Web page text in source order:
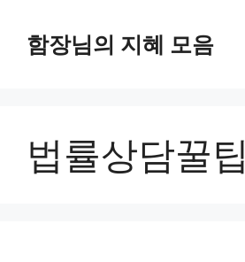
함장님의 지혜 모음
법률상담꿀팁